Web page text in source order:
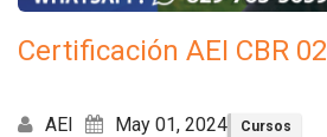
Certificación AEI CBR 02
AEI May 01, 2024 Cursos